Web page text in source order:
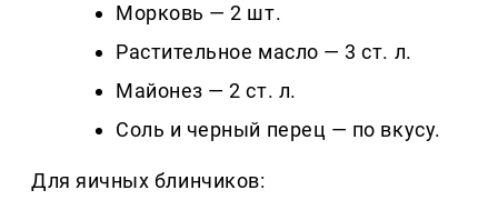
Морковь — 2 шт.
Растительное масло — 3 ст. л.
Майонез — 2 ст. л.
Соль и черный перец — по вкусу.
Для яичных блинчиков: